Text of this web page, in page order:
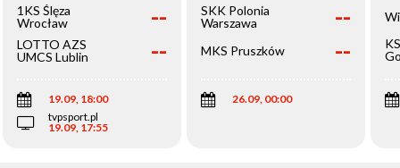
1KS Ślęza
Wrocław
--
LOTTO AZS
UMCS Lublin
--
19.09, 18:00
tvpsport.pl
19.09, 17:55
SKK Polonia
Warszawa
--
MKS Pruszków --
26.09, 00:00